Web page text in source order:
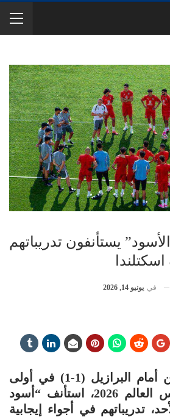
2026..“الأسود” يستأنفون تدريباتهم
في يونيو 14, 2026
غداة تعادلهم الثمين أمام البرازيل (1-1) في أولى
محطاتهم خلال كأس العالم 2026، استأنف “أسود
تدريباتهم في أجواء إيجابية